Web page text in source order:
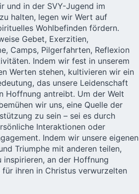
und in der SVY-Jugend im
halten, legen wir Wert auf
Wohlbefinden fördern.
Gebet, Exerzitien,
Camps, Pilgerfahrten, Reflexion
Indem wir fest in unserem
Werten stehen, kultivieren wir ein
das unsere Leidenschaft
Hoffnung antreibt. Um der Welt
wir uns, eine Quelle der
zu sein – sei es durch
Interaktionen oder
Indem wir unsere eigenen
Triumphe mit anderen teilen,
inspirieren, an der Hoffnung
ihren in Christus verwurzelten